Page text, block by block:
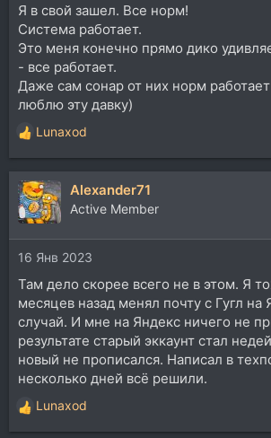
Я в свой зашел. Все норм!
Система работает.
Это меня конечно прямо дико
- все работает.
Даже сам сонар от них норм
люблю эту давку)
Р
е
а
к
ц
и
и
:
Lunaxod
Alexander71
Active Member
16 Янв 2023
Там дело скорее всего не в этом. Я
месяцев назад менял почту с Гугл на
случай. И мне на Яндекс ничего не
результате старый эккаунт стал
новый не прописался. Написал в
несколько дней всё решили.
Р
е
Lunaxod